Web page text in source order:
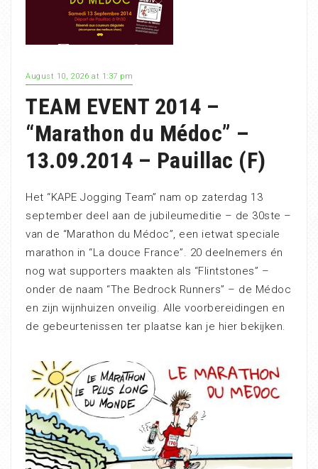
August 10, 2026 at 1:37 pm
TEAM EVENT 2014 –
“Marathon du Médoc” –
13.09.2014 – Pauillac (F)
Het “KAPE Jogging Team” nam op zaterdag 13
september deel aan de jubileumeditie – de 30ste –
van de “Marathon du Médoc”, een ietwat speciale
marathon in “La douce France”. 20 deelnemers én
nog wat supporters maakten als “Flintstones” –
onder de naam “The Bedrock Runners” – de Médoc
en zijn wijnhuizen onveilig. Alle voorbereidingen en
de gebeurtenissen ter plaatse kan je hier bekijken.